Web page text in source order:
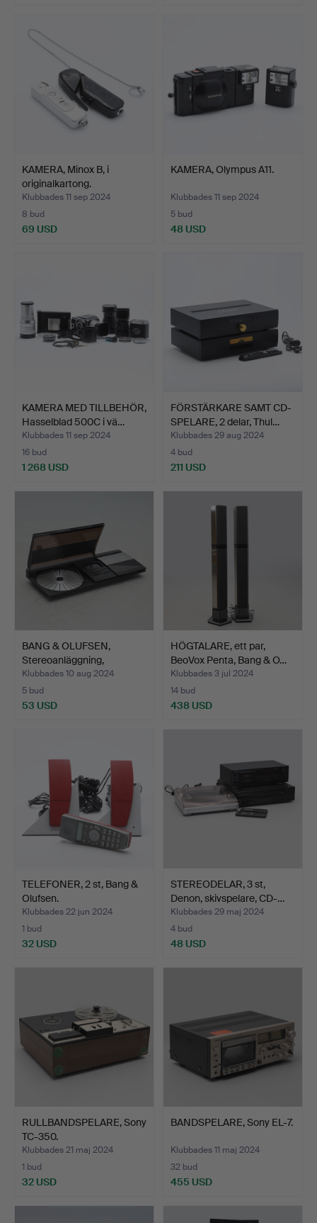
KAMERA, Minox B, i
originalkartong.
Klubbades 11 sep 2024
8 bud
69 USD
KAMERA, Olympus A11.
Klubbades 11 sep 2024
5 bud
48 USD
KAMERA MED TILLBEHÖR,
Hasselblad 500C i vä…
Klubbades 11 sep 2024
16 bud
1 268 USD
FÖRSTÄRKARE SAMT CD-
SPELARE, 2 delar, Thul…
Klubbades 29 aug 2024
4 bud
211 USD
BANG & OLUFSEN,
Stereoanläggning,
Beocente…
Klubbades 10 aug 2024
5 bud
53 USD
HÖGTALARE, ett par,
BeoVox Penta, Bang & O…
Klubbades 3 jul 2024
14 bud
438 USD
TELEFONER, 2 st, Bang &
Olufsen.
Klubbades 22 jun 2024
1 bud
32 USD
STEREODELAR, 3 st,
Denon, skivspelare, CD-…
Klubbades 29 maj 2024
4 bud
48 USD
RULLBANDSPELARE, Sony
TC-350.
Klubbades 21 maj 2024
1 bud
32 USD
BANDSPELARE, Sony EL-7.
Klubbades 11 maj 2024
32 bud
455 USD